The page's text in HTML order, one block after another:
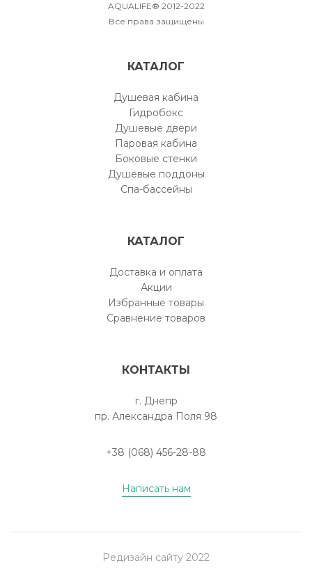
AQUALIFE® 2012-2022
Все права защищены
КАТАЛОГ
Душевая кабина
Гидробокс
Душевые двери
Паровая кабина
Боковые стенки
Душевые поддоны
Спа-бассейны
КАТАЛОГ
Доставка и оплата
Акции
Избранные товары
Сравнение товаров
КОНТАКТЫ
г. Днепр
пр. Александра Поля 98
+38 (068) 456-28-88
Написать нам
Редизайн сайту 2022